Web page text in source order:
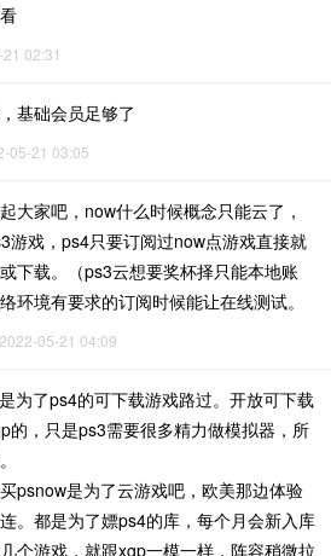
02:31
基础会员足够了
05-21 03:05
大家吧，now什么时候概念只能云了，
游戏，ps4只要订阅过now点游戏直接就
下载。（ps3云想要奖杯择只能本地账
环境有要求的订阅时候能让在线测试。
2022-05-21 04:09
为了ps4的可下载游戏路过。开放可下载
的，只是ps3需要很多精力做模拟器，所
psnow是为了云游戏吧，欧美那边体验
。都是为了嫖ps4的库，每个月会新入库
个游戏，就跟xgp一模一样，阵容稍微拉